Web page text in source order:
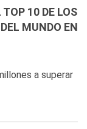
10 DE LOS
MUNDO EN
a superar